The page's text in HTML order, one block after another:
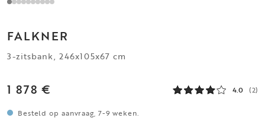
FALKNER
3-zitsbank, 246x105x67 cm
1 878 € 4.0 (2)
Besteld op aanvraag, 7-9 weken.